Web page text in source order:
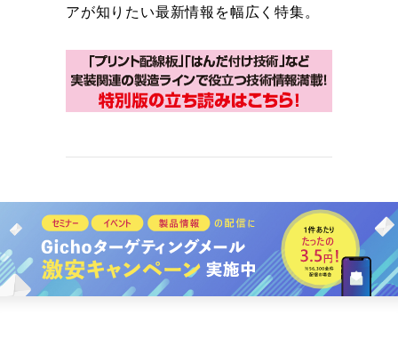
アが知りたい最新情報を幅広く特集。